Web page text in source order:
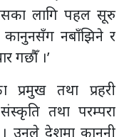
लागि पहल सूरु
नबाँझिने र
गछौँ ।’
प्रमुख तथा प्रहरी
तथा परम्परा
। उनले देशमा कानुनी